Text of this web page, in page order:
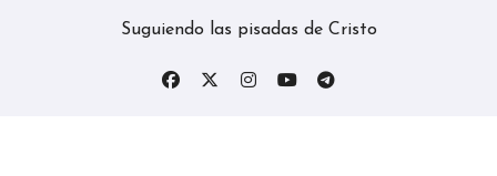
Suguiendo las pisadas de Cristo